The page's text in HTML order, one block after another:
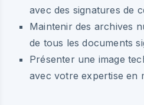
avec des signatures de
Maintenir des archives
de tous les documents
Présenter une image
avec votre expertise en